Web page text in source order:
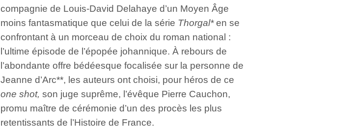
compagnie de Louis-David Delahaye d’un Moyen Âge
moins fantasmatique que celui de la série Thorgal*en se
confrontant à un morceau de choix du roman national :
l’ultime épisode de l’épopée johannique. À rebours de
l’abondante offre bédéesque focalisée sur la personne de
Jeanne d’Arc**, les auteurs ont choisi, pour héros de ce
one shot, son juge suprême, l’évêque Pierre Cauchon,
promu maître de cérémonie d’un des procès les plus
retentissants de l’Histoire de France.